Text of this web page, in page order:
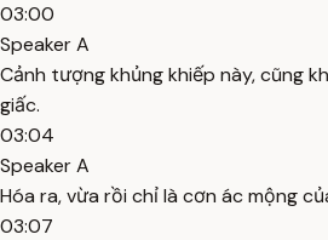
03:00
Speaker A
Cảnh tượng khủng khiếp này, cũng
giấc.
03:04
Speaker A
Hóa ra, vừa rồi chỉ là cơn ác mộng
03:07